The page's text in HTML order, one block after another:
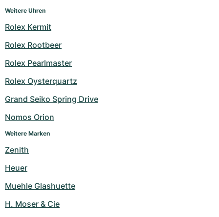
Weitere Uhren
Rolex Kermit
Rolex Rootbeer
Rolex Pearlmaster
Rolex Oysterquartz
Grand Seiko Spring Drive
Nomos Orion
Weitere Marken
Zenith
Heuer
Muehle Glashuette
H. Moser & Cie